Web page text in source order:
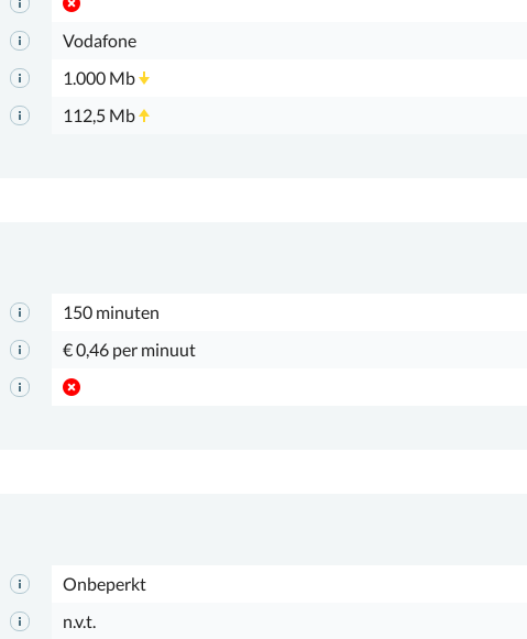
Vodafone
1.000 Mb
112,5 Mb
150 minuten
€ 0,46 per minuut
Onbeperkt
n.v.t.